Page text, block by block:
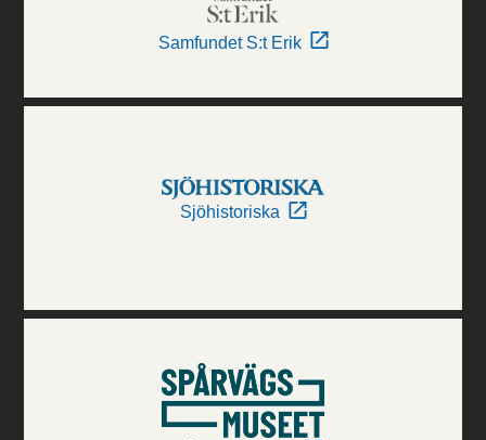
Samfundet S:t Erik
Sjöhistoriska